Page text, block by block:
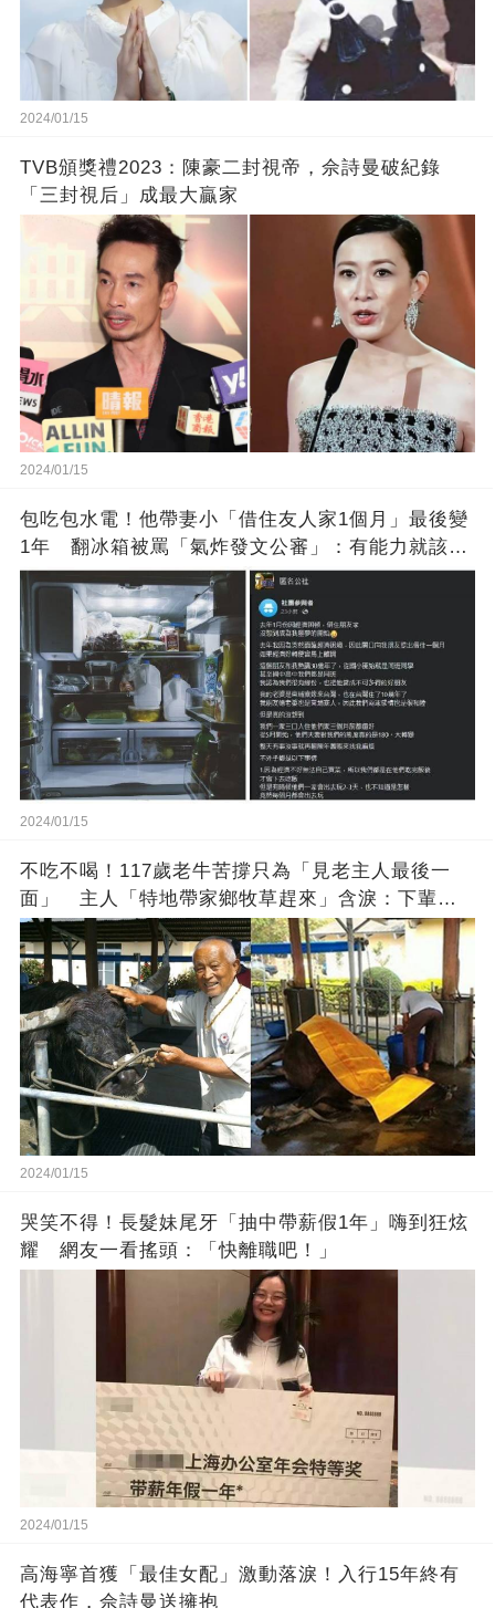
2024/01/15
TVB頒獎禮2023：陳豪二封視帝，佘詩曼破紀錄
「三封視后」成最大贏家
2024/01/15
包吃包水電！他帶妻小「借住友人家1個月」最後變
1年 翻冰箱被罵「氣炸發文公審」：有能力就該大
方
2024/01/15
不吃不喝！117歲老牛苦撐只為「見老主人最後一
面」 主人「特地帶家鄉牧草趕來」含淚：下輩子
找個好人家
2024/01/15
哭笑不得！長髮妹尾牙「抽中帶薪假1年」嗨到狂炫
耀 網友一看搖頭：「快離職吧！」
2024/01/15
高海寧首獲「最佳女配」激動落淚！入行15年終有
代表作，佘詩曼送擁抱